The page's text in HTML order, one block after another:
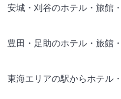
安城・刈谷のホテル・旅館
豊田・足助のホテル・旅館
東海エリアの駅からホテル